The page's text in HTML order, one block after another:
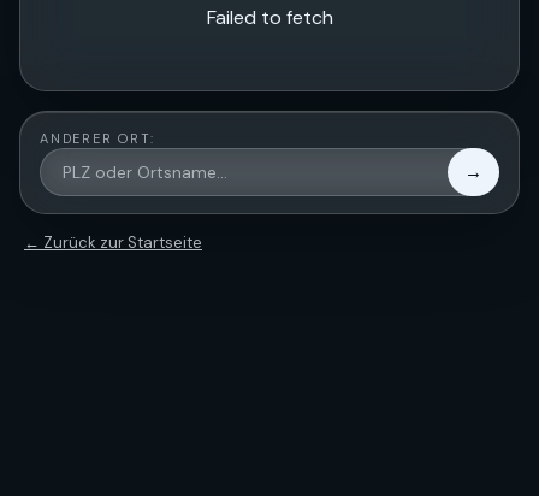
Failed to fetch
ANDERER ORT:
→
← Zurück zur Startseite